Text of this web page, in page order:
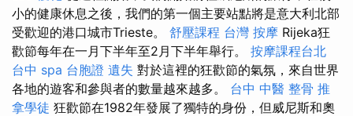
小的健康休息之後，我們的第一個主要站點將是意大利北部
受歡迎的港口城市Trieste。 舒壓課程 台灣 按摩 Rijeka狂
歡節每年在一月下半年至2月下半年舉行。 按摩課程台北
台中 spa 台胞證 遺失 對於這裡的狂歡節的氣氛，來自世界
各地的遊客和參與者的數量越來越多。 台中 中醫 整骨 推
拿學徒 狂歡節在1982年發展了獨特的身份，但威尼斯和奧